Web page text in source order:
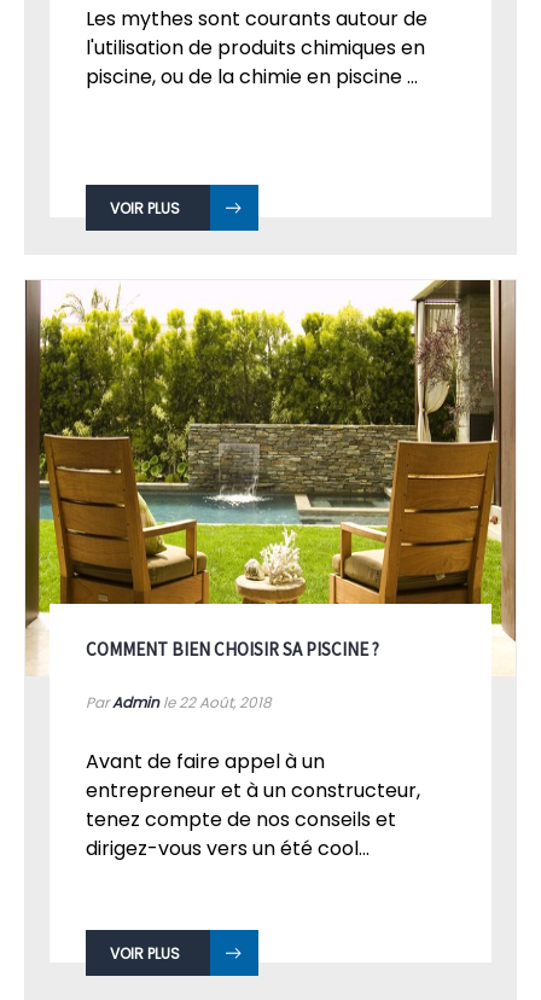
Les mythes sont courants autour de
l'utilisation de produits chimiques en
piscine, ou de la chimie en piscine ...
VOIR PLUS
COMMENT BIEN CHOISIR SA PISCINE ?
ParAdminle 22Août, 2018
Avant de faire appel à un
entrepreneur et à un constructeur,
tenez compte de nos conseils et
dirigez-vous vers un été cool...
VOIR PLUS